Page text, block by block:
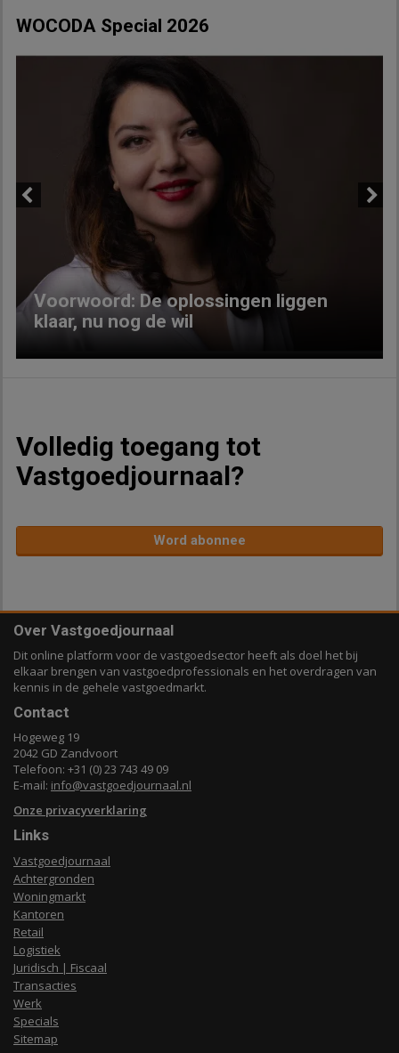
WOCODA Special 2026
Voorwoord: De oplossingen liggen
klaar, nu nog de wil
Volledig toegang tot
Vastgoedjournaal?
Word abonnee
Over Vastgoedjournaal
Dit online platform voor de vastgoedsector heeft als doel het bij
elkaar brengen van vastgoedprofessionals en het overdragen van
kennis in de gehele vastgoedmarkt.
Contact
Hogeweg 19
2042 GD Zandvoort
Telefoon: +31 (0) 23 743 49 09
E-mail: info@vastgoedjournaal.nl
Onze privacyverklaring
Links
Vastgoedjournaal
Achtergronden
Woningmarkt
Kantoren
Retail
Logistiek
Juridisch | Fiscaal
Transacties
Werk
Specials
Sitemap